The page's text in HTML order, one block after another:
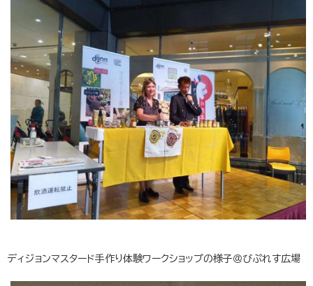
ディジョンマスタード手作り体験ワークショップの様子＠びぷれす広場